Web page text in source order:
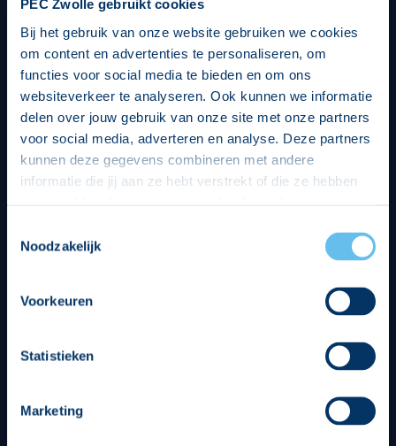
PEC Zwolle gebruikt cookies
Bij het gebruik van onze website gebruiken we cookies
om content en advertenties te personaliseren, om
functies voor social media te bieden en om ons
websiteverkeer te analyseren. Ook kunnen we informatie
delen over jouw gebruik van onze site met onze partners
voor social media, adverteren en analyse. Deze partners
kunnen deze gegevens combineren met andere
informatie die jij aan ze hebt verstrekt of die ze hebben
op een veilige en integere wijze. Je kunt je toestemming
beheren op de privacy- en cookieverklaring pagina.
Noodzakelijk
Voorkeuren
Statistieken
Marketing